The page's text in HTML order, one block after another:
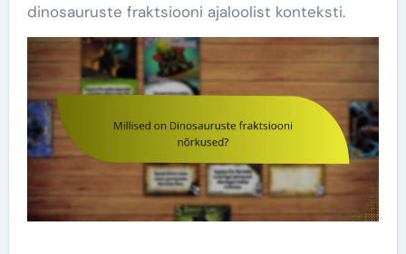
dinosauruste fraktsiooni ajaloolist konteksti.